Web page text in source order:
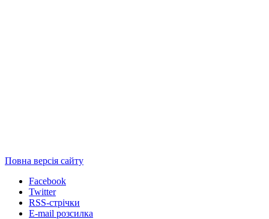
Повна версія сайту
Facebook
Twitter
RSS-стрічки
E-mail розсилка